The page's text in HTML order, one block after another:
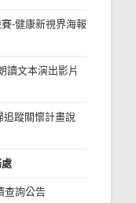
-健康新視界海報
讀文本演出影片
追蹤關懷計畫說
查詢公告